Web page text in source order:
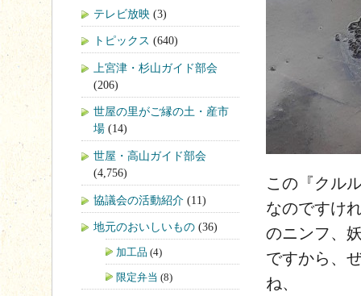
この『クル
なのですけ
のニンフ、
ですから、
ね、
テレビ放映 (3)
トピックス (640)
上宮津・杉山ガイド部会
(206)
世屋の里がご縁の土・産市
場 (14)
世屋・高山ガイド部会
(4,756)
協議会の活動紹介 (11)
地元のおいしいもの (36)
加工品 (4)
限定弁当 (8)